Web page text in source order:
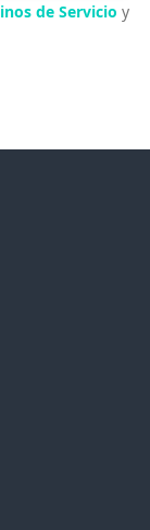
de Servicio y